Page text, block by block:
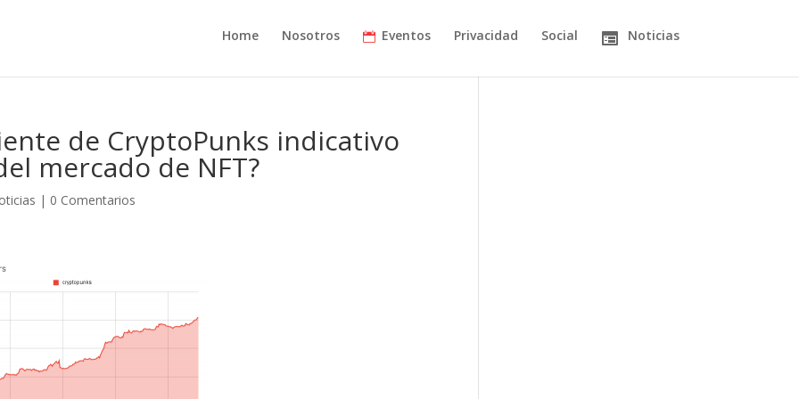
Home Nosotros Eventos Privacidad Social Noticias
de CryptoPunks indicativo
mercado de NFT?
| 0 Comentarios